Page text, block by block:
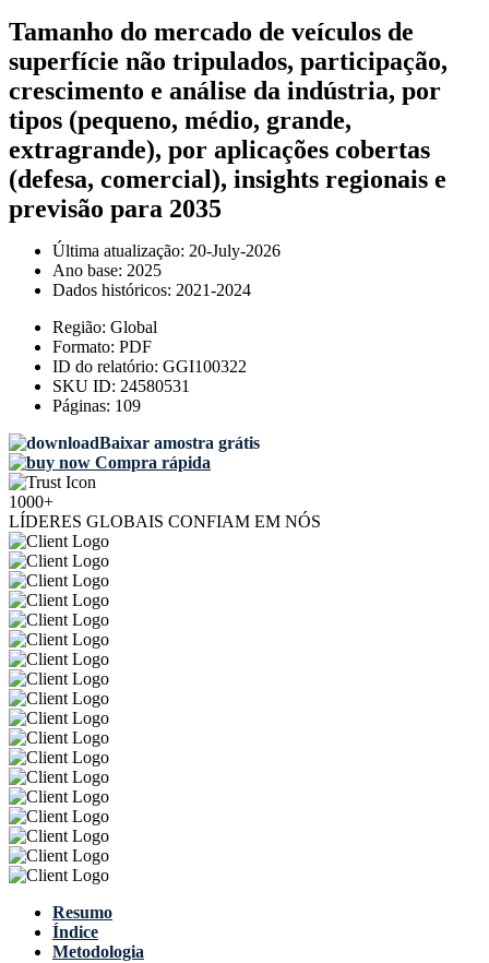
Tamanho do mercado de veículos de
superfície não tripulados, participação,
crescimento e análise da indústria, por
tipos (pequeno, médio, grande,
extragrande), por aplicações cobertas
(defesa, comercial), insights regionais e
previsão para 2035
Última atualização: 20-July-2026
Ano base: 2025
Dados históricos: 2021-2024
Região: Global
Formato: PDF
ID do relatório: GGI100322
SKU ID: 24580531
Páginas: 109
Baixar amostra grátis
Compra rápida
1000+
LÍDERES GLOBAIS CONFIAM EM NÓS
Resumo
Índice
Metodologia